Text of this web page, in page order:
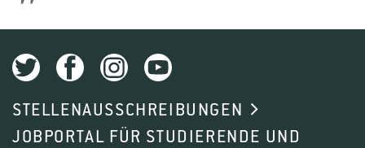
STELLENAUSSCHREIBUNGEN
JOBPORTAL FÜR STUDIERENDE UND